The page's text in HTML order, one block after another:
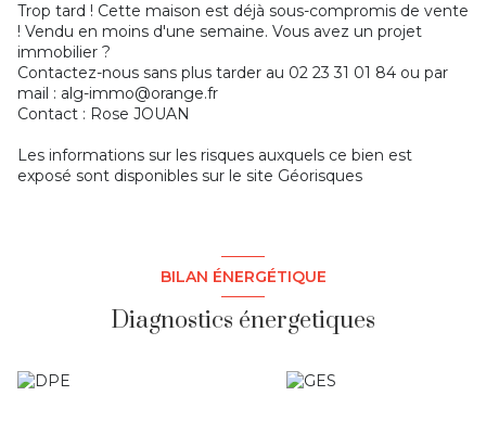
Trop tard ! Cette maison est déjà sous-compromis de vente
! Vendu en moins d'une semaine. Vous avez un projet
immobilier ?
Contactez-nous sans plus tarder au 02 23 31 01 84 ou par
mail : alg-immo@orange.fr
Contact : Rose JOUAN
Les informations sur les risques auxquels ce bien est
exposé sont disponibles sur le site Géorisques
BILAN ÉNERGÉTIQUE
Diagnostics énergetiques